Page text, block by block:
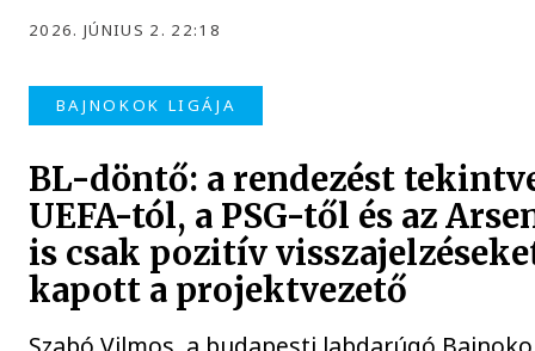
2026. JÚNIUS 2. 22:18
BAJNOKOK LIGÁJA
BL-döntő: a rendezést
UEFA-tól, a PSG-től és az
is csak pozitív
kapott a projektvezető